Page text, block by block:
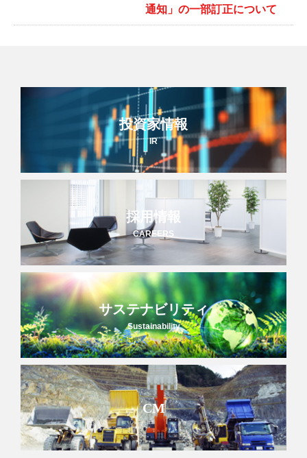
通知」の一部訂正について
投資家情報
IR
採用情報
CAREERS
サステナビリティ
Sustainability
CM